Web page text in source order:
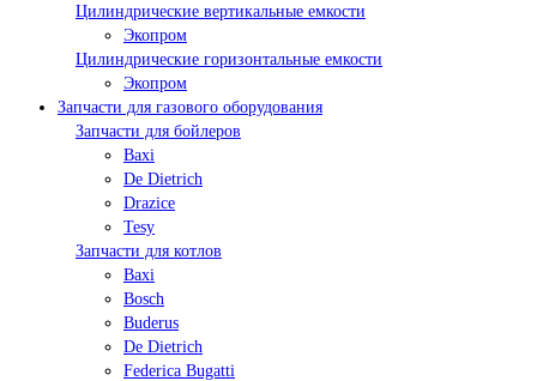
Цилиндрические вертикальные емкости
Экопром
Цилиндрические горизонтальные емкости
Экопром
Запчасти для газового оборудования
Запчасти для бойлеров
Baxi
De Dietrich
Drazice
Tesy
Запчасти для котлов
Baxi
Bosch
Buderus
De Dietrich
Federica Bugatti